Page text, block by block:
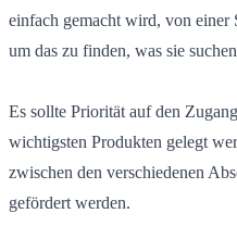
einfach gemacht wird, von einer
um das zu finden, was sie
Es sollte Priorität auf den
wichtigsten Produkten gelegt
zwischen den verschiedenen
gefördert werden.